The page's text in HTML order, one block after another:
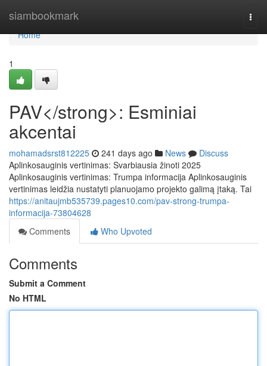
siambookmark
Home
Home
1
PAV</strong>: Esminiai
akcentai
mohamadsrst812225 241 days ago News
Discuss
Aplinkosauginis vertinimas: Svarbiausia žinoti 2025
Aplinkosauginis vertinimas: Trumpa informacija Aplinkosauginis
vertinimas leidžia nustatyti planuojamo projekto galimą įtaką. Tai
https://anitaujmb535739.pages10.com/pav-strong-trumpa-
informacija-73804628
Comments
Who Upvoted
Comments
Submit a Comment
No HTML